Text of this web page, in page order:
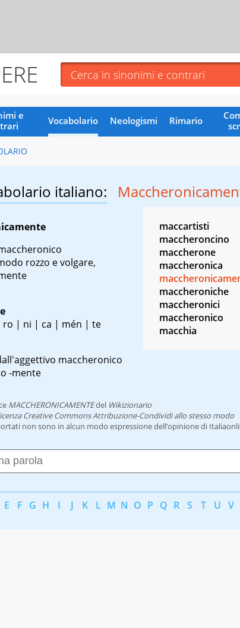
e
Vocabolario Neologismi Rimario
italiano:
rozzo e volgare,
ro | ni | ca | mén | te
maccheronico
-mente
maccartisti
maccheroncino
maccherone
maccheronica
maccheroniche
maccheronici
maccheronico
macchia
MACCHERONICAMENTEdel Wikizionario
Creative Commons Attribuzione-Condividi allo stesso modo
non sono in alcun modo espressione dell’opinione di
E F G H I J K L M N O P Q R S T U V